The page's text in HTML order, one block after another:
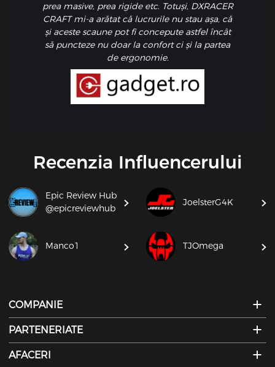
prea masive, prea rigide etc. Totuși, DXRACER
CRAFT mi-a arătat că lucrurile nu stau așa, că
și aceste scaune pot fi concepute astfel încât
să puncteze nu doar la confort ci și la partea
de ergonomie.
Recenzia Influencerului
Epic Review Hub
@epicreviewhub
JoelsterG4K
Manco1 TJOmega
COMPANIE
PARTENERIATE
AFACERI